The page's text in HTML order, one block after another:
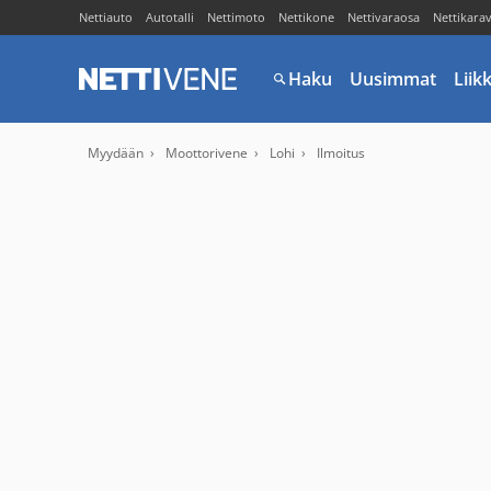
Nettiauto Autotalli Nettimoto Nettikone Nettivaraosa
Haku Uusimmat
Myydään Moottorivene Lohi Ilmoitus